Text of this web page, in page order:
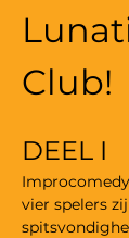
Club!
DEEL I
vier spelers